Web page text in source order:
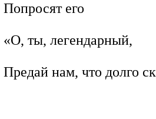
Попросят его
«О, ты, легендарный,
Предай нам, что долго